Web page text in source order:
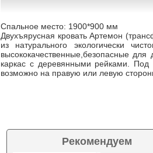
Спальное место: 1900*900 мм
Двухъярусная кровать Артемон
из натурального экологически
высококачественные,безопасные
каркас с деревянными рейками.
возможно на правую или левую
Рекомендуем